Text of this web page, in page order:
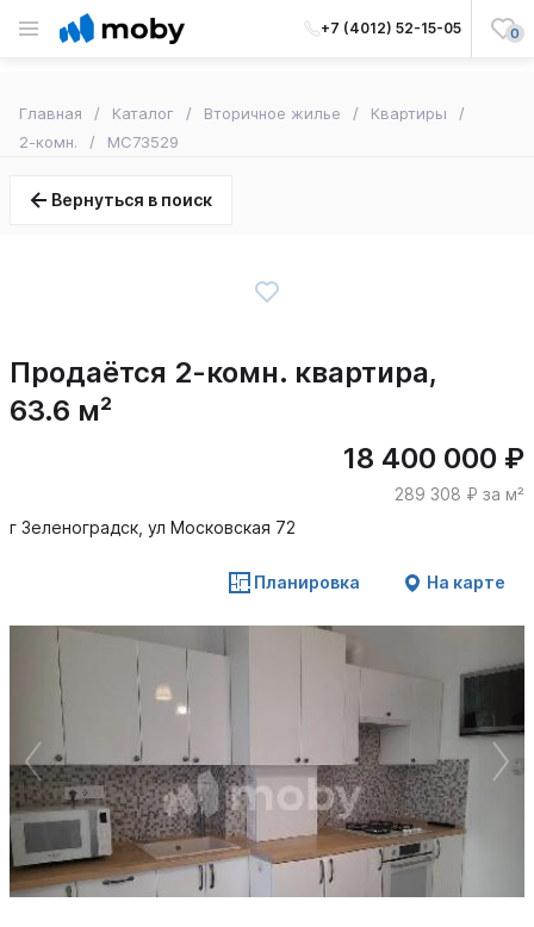
+7 (4012) 52-15-05 0
Главная Каталог Вторичное жилье
Квартиры
2-комн.
MC73529
Вернуться в поиск
Продаётся 2-комн. квартира,
63.6 м²
18 400 000 ₽
289 308 ₽ за м²
г Зеленоградск, ул Московская 72
Планировка На карте
1
/